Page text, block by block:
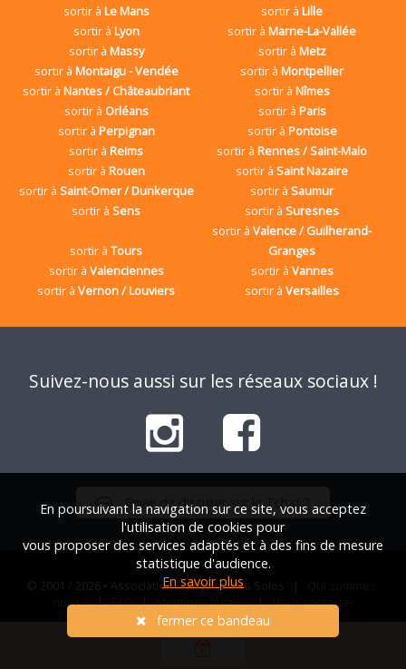
sortir à Le Mans sortir àLille
sortir à Lyon sortir àMarne-La-Vallée
sortir à Massy sortir à Metz
sortir à Montaigu - Vendée sortir àMontpellier
sortir àNantes / Châteaubriant sortir à Nîmes
sortir à Orléans sortir à Paris
sortir à Perpignan sortir à Pontoise
sortir àReims sortir àRennes / Saint-Malo
sortir à Rouen sortir àSaint Nazaire
sortir à Saint-Omer / Dunkerque sortir àSaumur
sortir àSens sortir àSuresnes
sortir àTours
sortir àValence / Guilherand-
Granges
sortir à Valenciennes sortir à Vannes
sortir àVernon / Louviers sortir àVersailles
Suivez-nous aussi sur les réseaux sociaux !
Envie de discuter sur le Tchat ?
© 2001 / 2026 • Association Française des Solos | Qui sommes-
nous ?|FAQ|Mentions légales|Nous contacter
En poursuivant la navigation sur ce site, vous acceptez
l'utilisation de cookies pour
vous proposer des services adaptés et à des fins de mesure
statistique d'audience.
En savoir plus
fermer ce bandeau